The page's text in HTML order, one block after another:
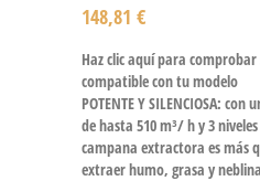
148,81 €
Haz clic aquí para
compatible con tu modelo
POTENTE Y SILENCIOSA:
de hasta 510 m³/ h y 3
campana extractora es más
extraer humo, grasa y